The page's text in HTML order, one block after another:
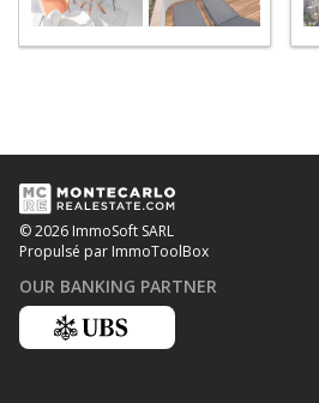
© 2026 ImmoSoft SARL
Propulsé par ImmoToolBox
OUR BANKING PARTNER